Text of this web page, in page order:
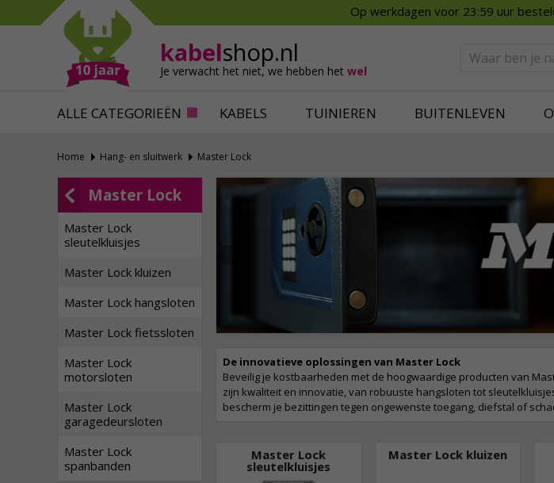
Op werkdagen voor 23:59 uur
kabelshop.nl
Je verwacht het niet, we hebben het wel
ALLE CATEGORIEËN KABELS TUINIEREN BUITENLEVEN
Mollen verjagen
Slakken bestrijden
Katten verjagen
Alles tegen ongedierte
Verfbenodigdheden
Behangbenodigdheden
Ventilatie
Smart Home
Deurbellen
Home Hang- en sluitwerk Master Lock
Master Lock
Master Lock
sleutelkluisjes
Master Lock kluizen
Master Lock hangsloten
Master Lock fietssloten
Master Lock
motorsloten
Master Lock
garagedeursloten
Master Lock
spanbanden
De innovatieve oplossingen van Master Lock
Beveilig je kostbaarheden met de hoogwaardige producten van
zijn kwaliteit en innovatie, van robuuste hangsloten tot
bescherm je bezittingen tegen ongewenste toegang, diefstal of
Master Lock
sleutelkluisjes
Master Lock kluizen